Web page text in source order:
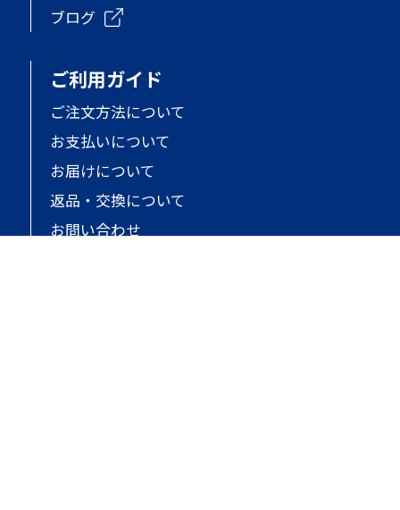
ブログ
ご利用ガイド
ご注文方法について
お支払いについて
お届けについて
返品・交換について
お問い合わせ